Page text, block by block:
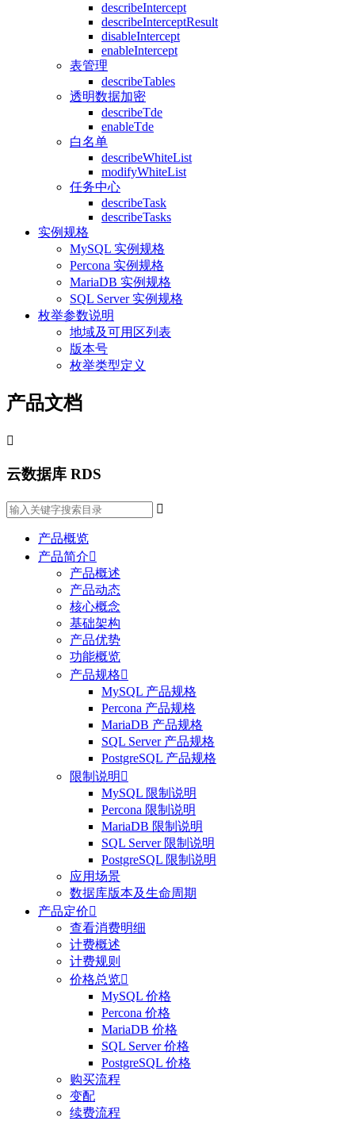
describeIntercept
describeInterceptResult
disableIntercept
enableIntercept
表管理
describeTables
透明数据加密
describeTde
enableTde
白名单
describeWhiteList
modifyWhiteList
任务中心
describeTask
describeTasks
实例规格
MySQL 实例规格
Percona 实例规格
MariaDB 实例规格
SQL Server 实例规格
枚举参数说明
地域及可用区列表
版本号
枚举类型定义
产品文档

云数据库 RDS

产品概览
产品简介
产品概述
产品动态
核心概念
基础架构
产品优势
功能概览
产品规格
MySQL 产品规格
Percona 产品规格
MariaDB 产品规格
SQL Server 产品规格
PostgreSQL 产品规格
限制说明 
MySQL 限制说明
Percona 限制说明
MariaDB 限制说明
SQL Server 限制说明
PostgreSQL 限制说明
应用场景
数据库版本及生命周期
产品定价
查看消费明细
计费概述
计费规则
价格总览
MySQL 价格
Percona 价格
MariaDB 价格
SQL Server 价格
PostgreSQL 价格
购买流程
变配
续费流程